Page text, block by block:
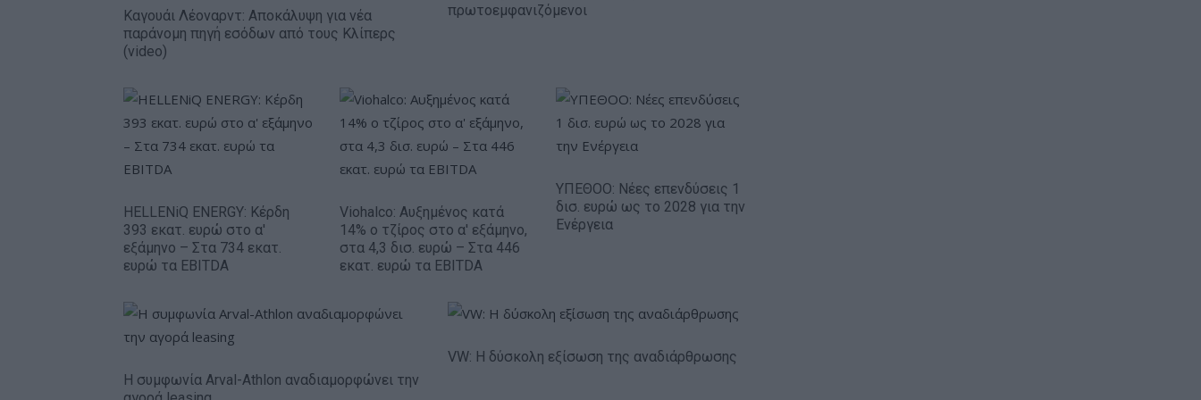
Καγουάι Λέοναρντ: Αποκάλυψη για νέα
παράνομη πηγή εσόδων από τους Κλίπερς
(video)
πρωτοεμφανιζόμενοι
HELLENiQ ENERGY: Κέρδη
393 εκατ. ευρώ στο α'
εξάμηνο – Στα 734 εκατ.
ευρώ τα EBITDA
Viohalco: Αυξημένος κατά
14% ο τζίρος στο α' εξάμηνο,
στα 4,3 δισ. ευρώ – Στα 446
εκατ. ευρώ τα EBITDA
ΥΠΕΘΟΟ: Νέες επενδύσεις 1
δισ. ευρώ ως το 2028 για την
Ενέργεια
Η συμφωνία Arval-Athlon αναδιαμορφώνει την
VW: Η δύσκολη εξίσωση της αναδιάρθρωσης